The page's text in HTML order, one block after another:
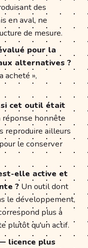
des
en aval, ne
de mesure.
pour la
alternatives ?
acheté »,
cet outil était
réponse honnête
reproduire ailleurs
le conserver
elle active et
? Un outil dont
le développement,
plus à
plutôt qu'un actif.
licence plus